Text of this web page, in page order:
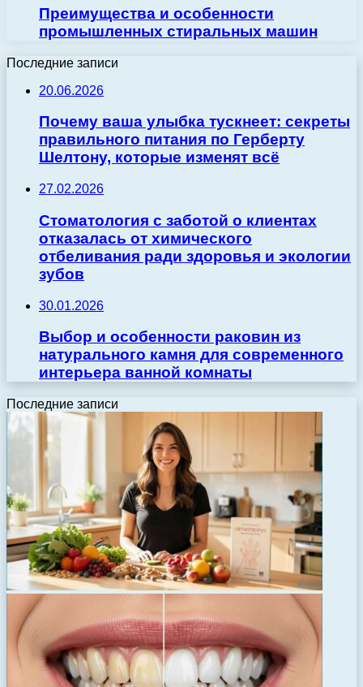
Преимущества и особенности
промышленных стиральных машин
Последние записи
20.06.2026
Почему ваша улыбка тускнеет: секреты
правильного питания по Герберту
Шелтону, которые изменят всё
27.02.2026
Стоматология с заботой о клиентах
отказалась от химического
отбеливания ради здоровья и экологии
зубов
30.01.2026
Выбор и особенности раковин из
натурального камня для современного
интерьера ванной комнаты
Последние записи